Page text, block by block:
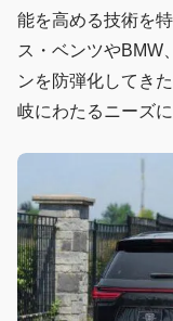
能を高める技術を
ス・ベンツやBMW
ンを防弾化してき
岐にわたるニーズ